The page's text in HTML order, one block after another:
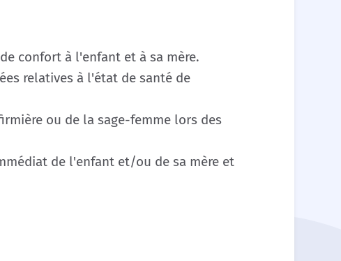
confort à l'enfant et à sa mère.
relatives à l'état de santé de
ou de la sage-femme lors des
de l'enfant et/ou de sa mère et